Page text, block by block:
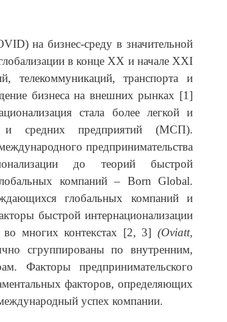
на бизнес-среду в значительной
в конце XX и начале XXI
телекоммуникаций, транспорта и
бизнеса на внешних рынках [1]
стала более легкой и
и средних предприятий (МСП).
предпринимательства
до теорий быстрой
компаний – Born Global.
глобальных компаний и
быстрой интернационализации
многих контекстах [2, 3] (Oviatt,
сгруппированы по внутренним,
Факторы предпринимательского
факторов, определяющих
успех компании.